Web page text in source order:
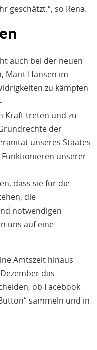
geschätzt.“, so Rena.
auch bei der neuen
Marit Hansen im
zu kämpfen
Kraft treten und zu
der
unseres Staates
unserer
dass sie für die
die
notwendigen
uns auf eine
Amtszeit hinaus
das
ob Facebook
sammeln und in